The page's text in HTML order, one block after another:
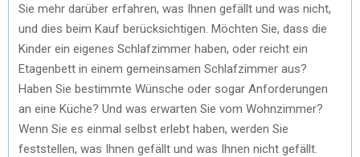
Sie mehr darüber erfahren, was Ihnen gefällt und was nicht,
und dies beim Kauf berücksichtigen. Möchten Sie, dass die
Kinder ein eigenes Schlafzimmer haben, oder reicht ein
Etagenbett in einem gemeinsamen Schlafzimmer aus?
Haben Sie bestimmte Wünsche oder sogar Anforderungen
an eine Küche? Und was erwarten Sie vom Wohnzimmer?
Wenn Sie es einmal selbst erlebt haben, werden Sie
feststellen, was Ihnen gefällt und was Ihnen nicht gefällt.